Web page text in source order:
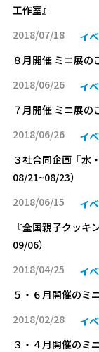
工作室』
2018/07/18
イ
８月開催 ミニ展の
2018/06/26
イ
７月開催 ミニ展の
2018/06/26
イ
３社合同企画『水
08/21~08/23）
2018/06/15
イ
『全国親子クッ
09/06）
2018/04/25
イ
５・６月開催のミ
2018/02/28
イ
３・４月開催のミ